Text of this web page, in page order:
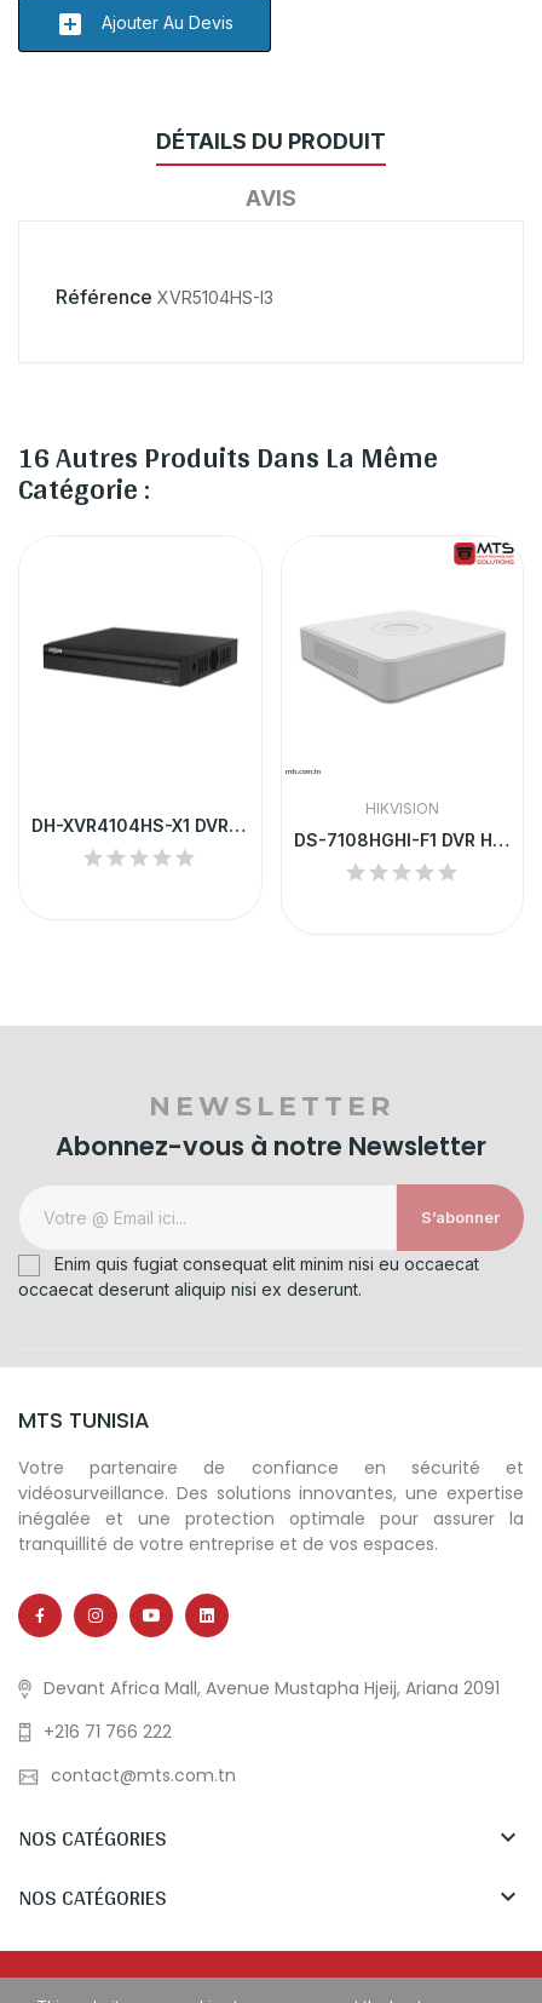
add_box Ajouter Au Devis
DÉTAILS DU PRODUIT
AVIS
Référence XVR5104HS-I3
16 Autres Produits Dans La Même
Catégorie :
DH-XVR4104HS-X1 DVR DAHUA 4 CHANNEL
HIKVISION
DS-7108HGHI-F1 DVR HIKVISION 8 CHANNEL TURBO...
NEWSLETTER
Abonnez-vous à notre Newsletter
S’abonner
Enim quis fugiat consequat elit minim nisi eu occaecat
occaecat deserunt aliquip nisi ex deserunt.
MTS TUNISIA
Votre partenaire de confiance en sécurité et
vidéosurveillance. Des solutions innovantes, une expertise
inégalée et une protection optimale pour assurer la
tranquillité de votre entreprise et de vos espaces.
Devant Africa Mall, Avenue Mustapha Hjeij, Ariana 2091
+216 71 766 222
contact@mts.com.tn
NOS CATÉGORIES 
NOS CATÉGORIES 